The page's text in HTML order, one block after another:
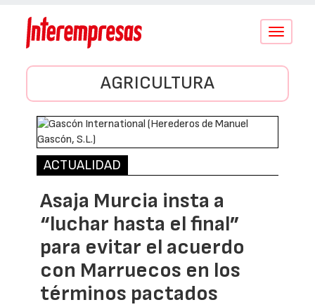
Conmutar
AGRICULTURA
ACTUALIDAD
Asaja Murcia insta a
“luchar hasta el final”
para evitar el acuerdo
con Marruecos en los
términos pactados